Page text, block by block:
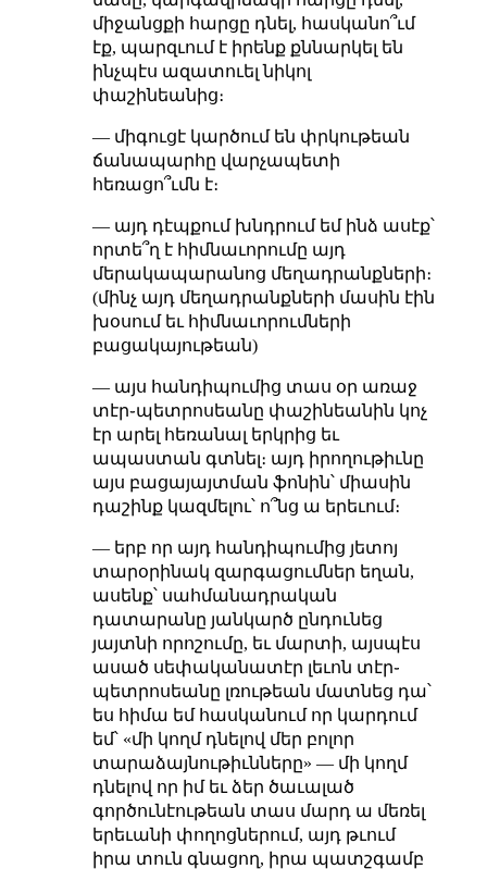
միջանցքի հարցը դնել, հասկանո՞ւմ
էք, պարզւում է իրենք քննարկել են
ինչպէս ազատուել նիկոլ
փաշինեանից։
— միգուցէ կարծում են փրկութեան
ճանապարհը վարչապետի
հեռացո՞ւմն է։
— այդ դէպքում խնդրում եմ ինձ ասէք՝
որտե՞ղ է հիմնաւորումը այդ
մերակապարանոց մեղադրանքների։
(մինչ այդ մեղադրանքների մասին էին
խօսում եւ հիմնաւորումների
բացակայութեան)
— այս հանդիպումից տաս օր առաջ
տէր֊պետրոսեանը փաշինեանին կոչ
էր արել հեռանալ երկրից եւ
ապաստան գտնել։ այդ իրողութիւնը
այս բացայայտման ֆոնին՝ միասին
դաշինք կազմելու՝ ո՞նց ա երեւում։
— երբ որ այդ հանդիպումից յետոյ
տարօրինակ զարգացումներ եղան,
ասենք՝ սահմանադրական
դատարանը յանկարծ ընդունեց
յայտնի որոշումը, եւ մարտի, այսպէս
ասած սեփականատէր լեւոն տէր֊
պետրոսեանը լռութեան մատնեց դա՝
ես հիմա եմ հասկանում որ կարդում
եմ՝ «մի կողմ դնելով մեր բոլոր
տարաձայնութիւնները» — մի կողմ
դնելով որ իմ եւ ձեր ծաւալած
գործունէութեան տաս մարդ ա մեռել
երեւանի փողոցներում, այդ թւում
իրա տուն գնացող, իրա պատշգամբ